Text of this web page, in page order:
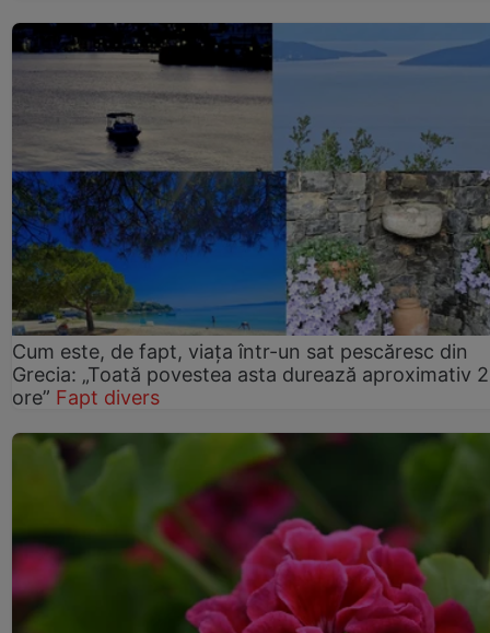
Cum este, de fapt, viața într-un sat pescăresc din
Grecia: „Toată povestea asta durează aproximativ
ore” Fapt divers